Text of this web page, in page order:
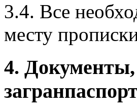
3.4. Все
месту
4.